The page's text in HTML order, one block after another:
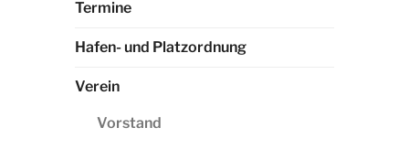
Termine
Hafen- und Platzordnung
Verein
Vorstand